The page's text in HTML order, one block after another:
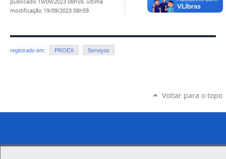
publicado 19/09/2023 08h59, última
modificação 19/09/2023 08h59
registrado em: PROEX Serviços
Voltar para o topo